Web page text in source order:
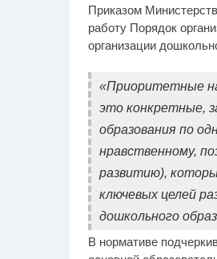
Приказом
работу Порядок
организации
«Приоритетные
это конкретные,
образования по
нравственному,
развитию),
ключевых целей
дошкольного
В нормативе
Скрытая
пляже
вытворяют,
видят...